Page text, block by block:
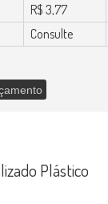
R$ 3,77
Consulte
Plástico